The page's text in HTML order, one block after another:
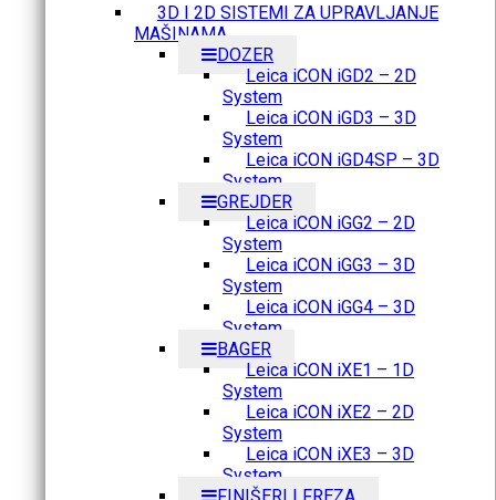
3D I 2D SISTEMI ZA UPRAVLJANJE
MAŠINAMA
DOZER
Leica iCON iGD2 – 2D
System
Leica iCON iGD3 – 3D
System
Leica iCON iGD4SP – 3D
System
GREJDER
Leica iCON iGG2 – 2D
System
Leica iCON iGG3 – 3D
System
Leica iCON iGG4 – 3D
System
BAGER
Leica iCON iXE1 – 1D
System
Leica iCON iXE2 – 2D
System
Leica iCON iXE3 – 3D
System